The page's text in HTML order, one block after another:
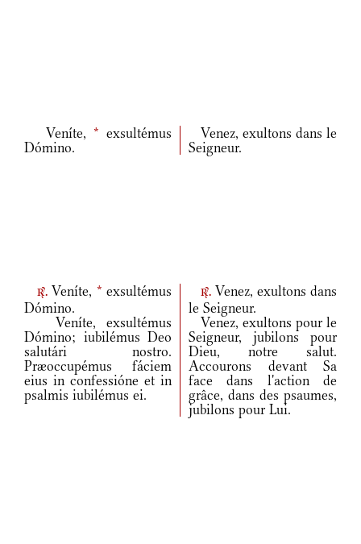
Veníte, * exsultémus
Dómino.
Venez, exultons dans le
Seigneur.
r. Veníte, * exsultémus
Dómino.
r. Venez, exultons dans
le Seigneur.
Veníte, exsultémus
Dómino; iubilémus Deo
salutári nostro.
Præoccupémus fáciem
eius in confessióne et in
psalmis iubilémus ei.
Venez, exultons pour le
Seigneur, jubilons pour
Dieu, notre salut.
Accourons devant Sa
face dans l'action de
grâce, dans des psaumes,
jubilons pour Lui.